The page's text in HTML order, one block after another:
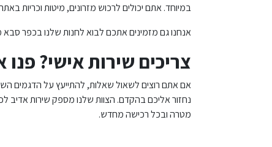
במיוחד. אתם יכולים לרכוש מזרונים, מיטות וכריות
אנחנו גם מזמינים אתכם לבוא לחנות שלנו בכפר סבא
צריכים שירות אישי? פנו
אם אתם רוצים לשאול שאלות, להתייעץ על הדגמים
נחזור אליכם בהקדם. הצוות שלנו מספק שירות אדיב
מטרה ובכל רכישה מחדש.